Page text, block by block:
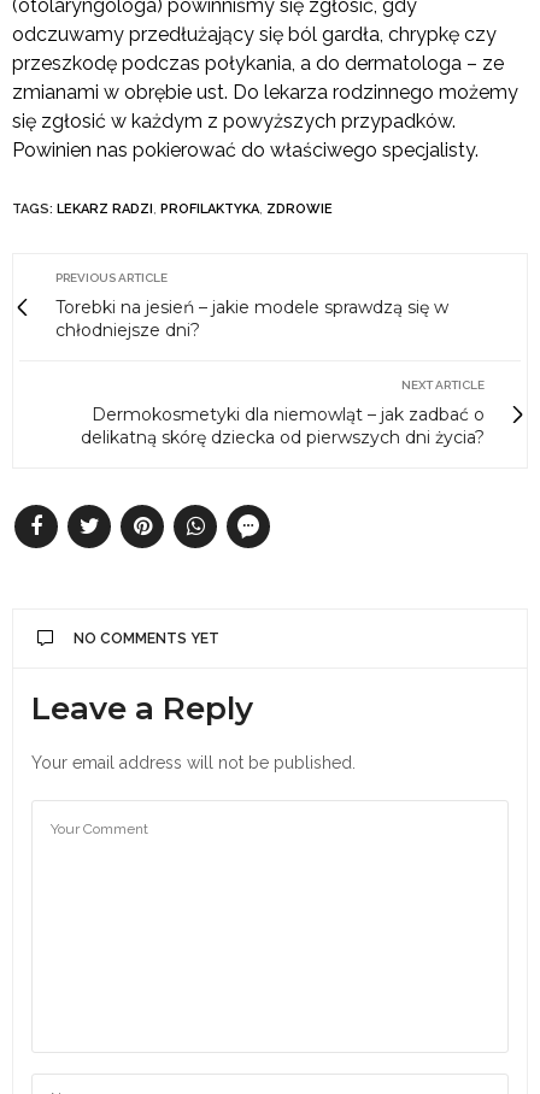
(otolaryngologa) powinniśmy się zgłosić, gdy
odczuwamy przedłużający się ból gardła, chrypkę czy
przeszkodę podczas połykania, a do dermatologa – ze
zmianami w obrębie ust. Do lekarza rodzinnego możemy
się zgłosić w każdym z powyższych przypadków.
Powinien nas pokierować do właściwego specjalisty.
TAGS: LEKARZ RADZI, PROFILAKTYKA, ZDROWIE
PREVIOUS ARTICLE
Torebki na jesień – jakie modele sprawdzą się w
chłodniejsze dni?
NEXT ARTICLE
Dermokosmetyki dla niemowląt – jak zadbać o
delikatną skórę dziecka od pierwszych dni życia?
NO COMMENTS YET
Leave a Reply
Your email address will not be published.